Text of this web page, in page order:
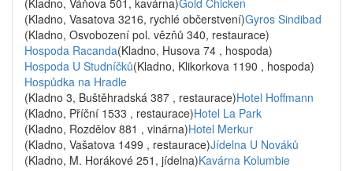
(Kladno, Váňova 501, kavárna)Gold Chicken
(Kladno, Vasatova 3216, rychlé občerstvení)Gyros Sindibad
(Kladno, Osvobození pol. vězňů 340, restaurace)
Hospoda Racanda(Kladno, Husova 74 , hospoda)
Hospoda U Studníčků(Kladno, Klikorkova 1190 , hospoda)
Hospůdka na Hradle
(Kladno 3, Buštěhradská 387 , restaurace)Hotel Hoffmann
(Kladno, Příční 1533 , restaurace)Hotel La Park
(Kladno, Rozdělov 881 , vinárna)Hotel Merkur
(Kladno, Vašatova 1499 , restaurace)Jídelna U Nováků
(Kladno, M. Horákové 251, jídelna)Kavárna Kolumbie